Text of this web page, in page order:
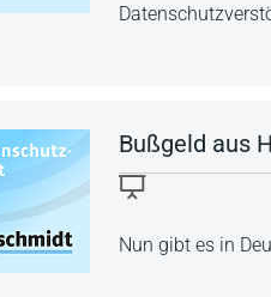
Bußgeld aus
Nun gibt es in